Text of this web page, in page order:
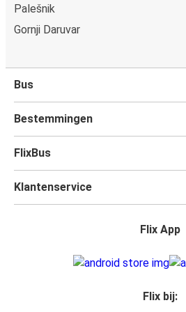
Palešnik
Gornji Daruvar
Bus
Bestemmingen
FlixBus
Klantenservice
Flix App
Flix bij: